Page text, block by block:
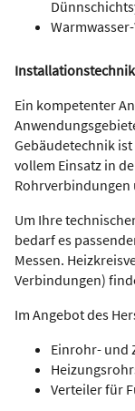
Installationstechnik
Ein kompetenter
Gebäudetechnik
vollem Einsatz in
Um Ihre
bedarf es
Messen.
Verbindungen)
Im Angebot des
Einrohr- und
Verteiler für